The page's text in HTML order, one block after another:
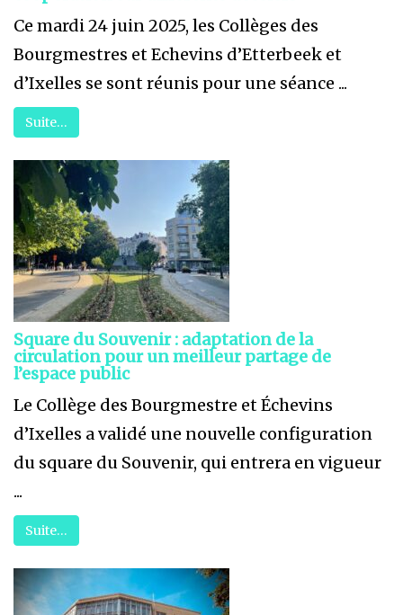
Ce mardi 24 juin 2025, les Collèges des
Bourgmestres et Echevins d’Etterbeek et
d’Ixelles se sont réunis pour une séance ...
Suite…
Square du Souvenir : adaptation de la
circulation pour un meilleur partage de
l’espace public
Le Collège des Bourgmestre et Échevins
d’Ixelles a validé une nouvelle configuration
du square du Souvenir, qui entrera en vigueur
...
Suite…